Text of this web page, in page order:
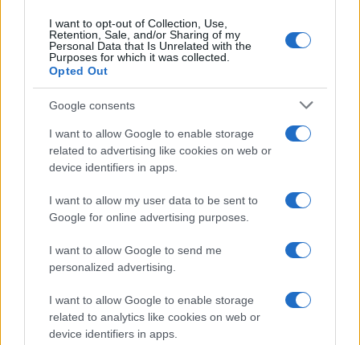
I want to opt-out of Collection, Use,
Retention, Sale, and/or Sharing of my
Personal Data that Is Unrelated with the
Purposes for which it was collected.
Opted Out
Google consents
I want to allow Google to enable storage
related to advertising like cookies on web or
device identifiers in apps.
I want to allow my user data to be sent to
Google for online advertising purposes.
I want to allow Google to send me
personalized advertising.
I want to allow Google to enable storage
related to analytics like cookies on web or
device identifiers in apps.
photographix(@photographix)
Noble Member
Μπράβο στο ΑΠΕΜΠΕ. Eξαιρετικο ότι ήταν διακεκριμένος στην
αεροπορική Κοινότητα και υπάρχει αυτή η σύνδεση με το
πανέμορφο MJ755. In memoriam….
Reply
3 Μαΐου 2026 18:06
#726276
Reply